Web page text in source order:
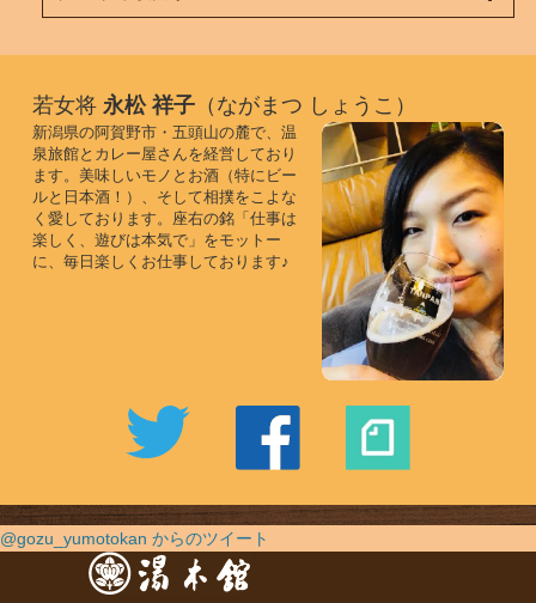
若女将 永松 祥子（ながまつ しょうこ）
新潟県の阿賀野市・五頭山の麓で、温
泉旅館とカレー屋さんを経営しており
ます。美味しいモノとお酒（特にビー
ルと日本酒！）、そして相撲をこよな
く愛しております。座右の銘「仕事は
楽しく、遊びは本気で」をモットー
に、毎日楽しくお仕事しております♪
@gozu_yumotokan からのツイート